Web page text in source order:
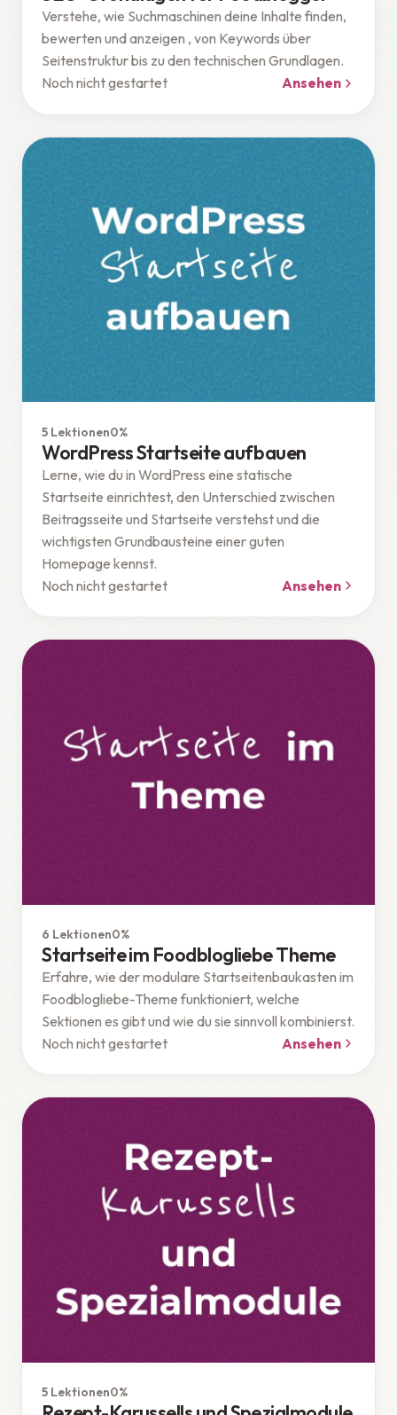
Verstehe, wie Suchmaschinen deine Inhalte finden,
bewerten und anzeigen , von Keywords über
Seitenstruktur bis zu den technischen Grundlagen.
Noch nicht gestartet
Ansehen
5 Lektionen0%
WordPress Startseite aufbauen
Lerne, wie du in WordPress eine statische
Startseite einrichtest, den Unterschied zwischen
Beitragsseite und Startseite verstehst und die
wichtigsten Grundbausteine einer guten
Homepage kennst.
Noch nicht gestartet
Ansehen
6 Lektionen0%
Startseite im Foodblogliebe Theme
Erfahre, wie der modulare Startseitenbaukasten im
Foodblogliebe-Theme funktioniert, welche
Sektionen es gibt und wie du sie sinnvoll kombinierst.
Noch nicht gestartet
Ansehen
5 Lektionen0%